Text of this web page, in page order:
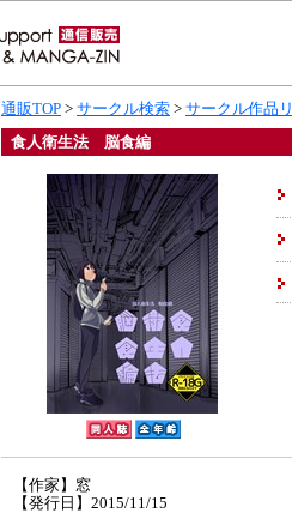
通販TOP > サークル検索 > サークル作品
食人衛生法 脳食編
【作家】窓
【発行日】2015/11/15